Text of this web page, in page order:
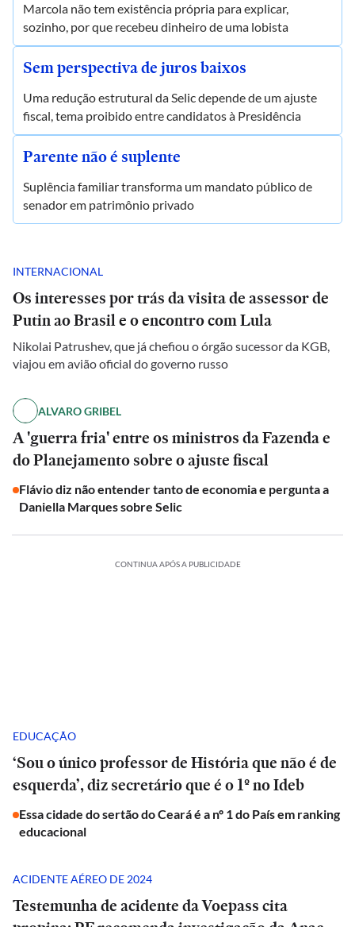
Marcola não tem existência própria para explicar,
sozinho, por que recebeu dinheiro de uma lobista
Sem perspectiva de juros baixos
Uma redução estrutural da Selic depende de um ajuste
fiscal, tema proibido entre candidatos à Presidência
Parente não é suplente
Suplência familiar transforma um mandato público de
senador em patrimônio privado
INTERNACIONAL
Os interesses por trás da visita de assessor de
Putin ao Brasil e o encontro com Lula
Nikolai Patrushev, que já chefiou o órgão sucessor da KGB,
viajou em avião oficial do governo russo
ALVARO GRIBEL
A 'guerra fria' entre os ministros da Fazenda e
do Planejamento sobre o ajuste fiscal
Flávio diz não entender tanto de economia e pergunta a
Daniella Marques sobre Selic
CONTINUA APÓS A PUBLICIDADE
EDUCAÇÃO
‘Sou o único professor de História que não é de
esquerda’, diz secretário que é o 1º no Ideb
Essa cidade do sertão do Ceará é a nº 1 do País em ranking
educacional
ACIDENTE AÉREO DE 2024
Testemunha de acidente da Voepass cita